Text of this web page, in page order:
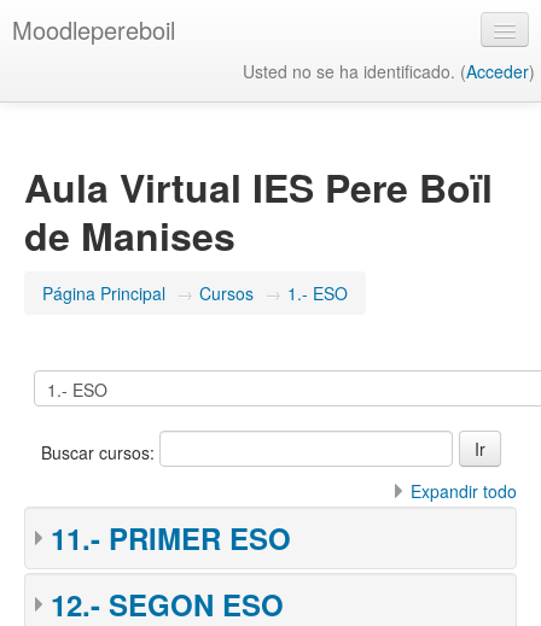
Moodlepereboil
Usted no se ha identificado. (Acceder)
Aula Virtual IES Pere Boïl
de Manises
Página Principal → Cursos → 1.- ESO
Buscar cursos:
Expandir todo
11.- PRIMER ESO
12.- SEGON ESO